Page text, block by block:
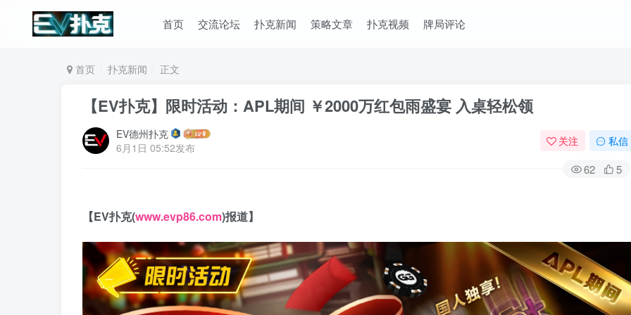
首页 交流论坛 扑克新闻 策略文章 扑克视频 牌局评论
首页 扑克新闻 正文
【EV扑克】限时活动：APL期间 ￥2000万红包雨盛宴 入桌轻松领
EV德州扑克
6月1日 05:52发布
关注 私信
62 5
【EV扑克(www.evp86.com)报道】